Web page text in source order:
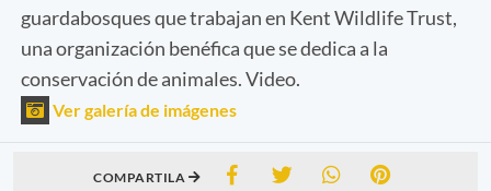
guardabosques que trabajan en Kent Wildlife Trust,
una organización benéfica que se dedica a la
conservación de animales. Video.
Ver galería de imágenes
COMPARTILA